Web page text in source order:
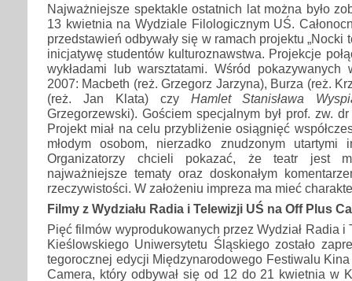
Najważniejsze spektakle ostatnich lat można było
13 kwietnia na Wydziale Filologicznym UŚ.
przedstawień odbywały się w ramach projektu „Nocki
inicjatywę studentów kulturoznawstwa. Projekcje
wykładami lub warsztatami. Wśród pokazywanych
2007: Macbeth (reż. Grzegorz Jarzyna), Burza (reż.
(reż. Jan Klata) czy Hamlet Stanisława
Grzegorzewski). Gościem specjalnym był prof. zw.
Projekt miał na celu przybliżenie osiągnięć
młodym osobom, nierzadko znudzonym utartymi
Organizatorzy chcieli pokazać, że teatr jest
najważniejsze tematy oraz doskonałym
rzeczywistości. W założeniu impreza ma mieć
Filmy z Wydziału Radia i Telewizji UŚ na Off Plus
Pięć filmów wyprodukowanych przez Wydział Radia i
Kieślowskiego Uniwersytetu Śląskiego zostało
tegorocznej edycji Międzynarodowego Festiwalu
Camera, który odbywał się od 12 do 21 kwietnia w